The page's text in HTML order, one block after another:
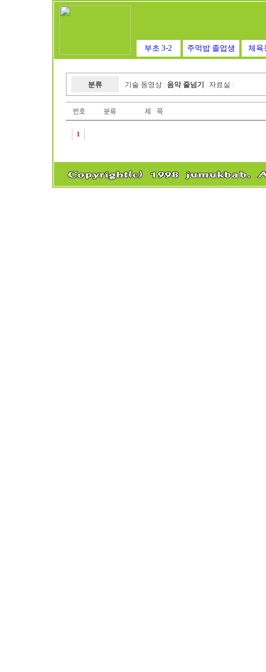
부초 3-2 주먹밥 졸업생 체육
분류 기술 동영상 음악 줄넘기 자료실
1